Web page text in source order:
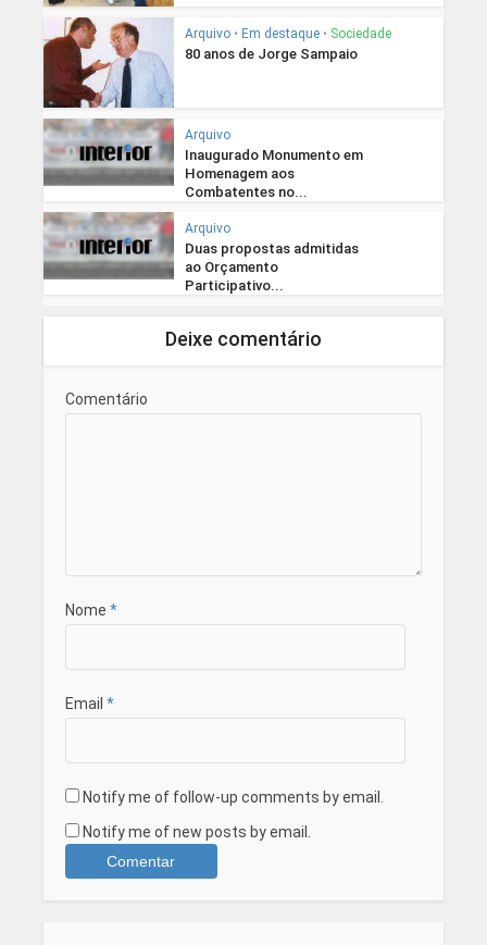
Arquivo • Em destaque • Sociedade
80 anos de Jorge Sampaio
Arquivo
Inaugurado Monumento em
Homenagem aos
Combatentes no...
Arquivo
Duas propostas admitidas
ao Orçamento
Participativo...
Deixe comentário
Comentário
Nome *
Email *
Notify me of follow-up comments by email.
Notify me of new posts by email.